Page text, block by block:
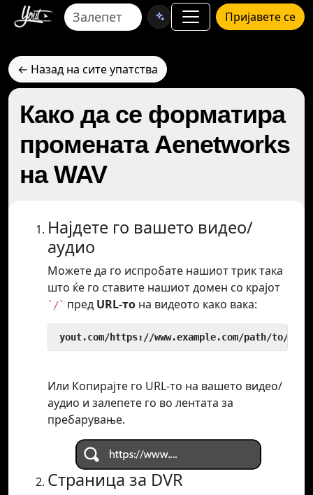
Пријавете се
← Назад на сите упатства
Како да се форматира
промената Aenetworks
на WAV
Најдете го вашето видео/
аудио
Можете да го испробате нашиот трик така
што ќе го ставите нашиот домен со крајот
`/` пред URL-то на видеото како вака:
yout.com/https://www.example.com/path/to/
Или Копирајте го URL-то на вашето видео/
аудио и залепете го во лентата за
пребарување.
Страница за DVR